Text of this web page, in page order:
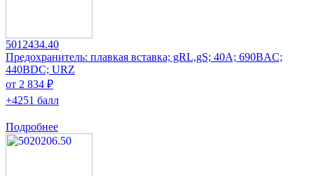
5012434.40
Предохранитель: плавкая вставка; gRL,gS; 40А; 690ВAC;
440ВDC; URZ
от 2 834 ₽
+4251 балл
Подробнее